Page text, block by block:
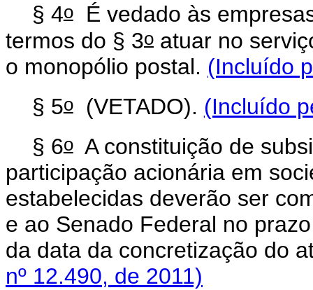
§ 4oÉ vedado às
termos do § 3o atuar no
o monopólio postal. (Incluído
§ 5o(VETADO). (Incluído
§ 6oA constituição de
participação acionária em
estabelecidas deverão ser
e ao Senado Federal no
da data da concretização do
nº 12.490, de 2011)